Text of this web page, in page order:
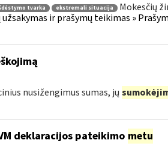
tvarka ekstremali situacija
Mokesčių
ir prašymų teikimas »
nusižengimus sumas, jų
deklaracijos pateikimo metu